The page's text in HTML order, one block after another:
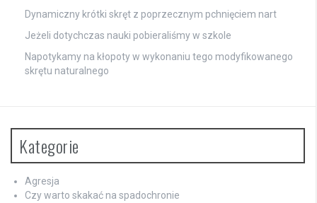
Dynamiczny krótki skręt z poprzecznym pchnięciem nart
Jeżeli dotychczas nauki pobieraliśmy w szkole
Napotykamy na kłopoty w wykonaniu tego modyfikowanego
skrętu naturalnego
Kategorie
Agresja
Czy warto skakać na spadochronie